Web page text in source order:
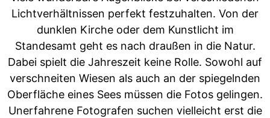
Lichtverhältnissen perfekt festzuhalten. Von der
dunklen Kirche oder dem Kunstlicht im
Standesamt geht es nach draußen in die Natur.
Dabei spielt die Jahreszeit keine Rolle. Sowohl auf
verschneiten Wiesen als auch an der spiegelnden
Oberfläche eines Sees müssen die Fotos gelingen.
Unerfahrene Fotografen suchen vielleicht erst die